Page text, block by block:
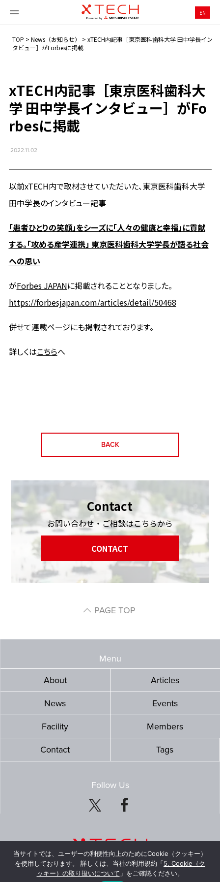
EN
TOP > News（お知らせ） > xTECH内記事［東京医科歯科大学 田中学長イン
タビュー］がForbesに掲載
xTECH内記事［東京医科歯科大
学 田中学長インタビュー］がFo
rbesに掲載
2022.11.02
以前xTECH内で取材させていただいた、東京医科歯科大学
田中学長のインタビュー記事
「患者ひとりの笑顔」をシーズに「人々の健康と幸福」に貢献
する。「攻める産学連携」 東京医科歯科大学学長が語る社会
への思い
がForbes JAPANに掲載されることとなりました。
https://forbesjapan.com/articles/detail/50468
併せて連載ページにも掲載されております。
詳しくはこちらへ
BACK
Contact
お問い合わせ・ご相談はこちらから
CONTACT
PAGE TOP
Menu
About
Articles
News Events
Facility Members
Contact Tags
Follow Us
当サイトでは、ユーザーの利便性向上のためにCookie（クッキー）
を使用しております。 詳しくは、当社の利用規約「5. Cookie（ク
ッキー）の取り扱いについて 」をご確認ください。